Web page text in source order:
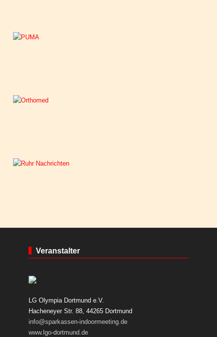
Veranstalter
LG Olympia Dortmund e.V.
Hacheneyer Str. 88, 44265 Dortmund
info@sparkassen-indoormeeting.de
www.lgo-dortmund.de